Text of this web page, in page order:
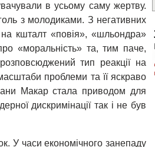
в усьому саму жертву.
з молодиками. З негативних
кшталт «повія», «шльондра»
«моральність» та, тим паче,
тип реакції на
проблеми та її яскраво
Макар стала приводом для
дискримінації так і не був
У часи економічного занепаду